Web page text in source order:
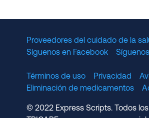
Proveedores del cuidado de la
Síguenos en Facebook
Términos de uso Privacidad
Eliminación de medicamentos
© 2022 Express Scripts. Todos